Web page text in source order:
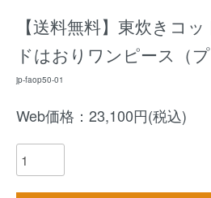
【送料無料】東炊きコ
ドはおりワンピース（
jp-faop50-01
Web価格：23,100円(税込)